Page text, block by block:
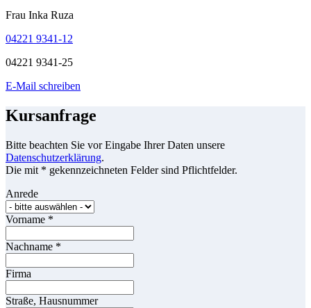
Frau Inka Ruza
04221 9341-12
04221 9341-25
E-Mail schreiben
Kursanfrage
Bitte beachten Sie vor Eingabe Ihrer Daten unsere
Datenschutzerklärung.
Die mit * gekennzeichneten Felder sind Pflichtfelder.
Anrede
Vorname *
Nachname *
Firma
Straße, Hausnummer